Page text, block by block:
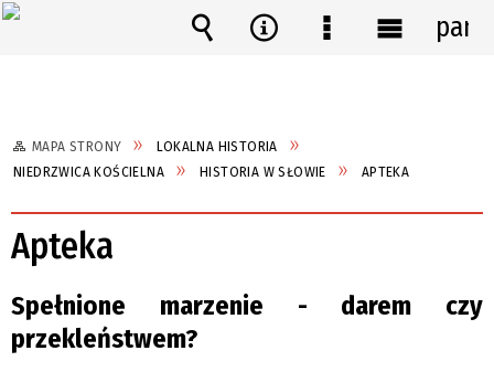
MAPA STRONY
LOKALNA HISTORIA
NIEDRZWICA KOŚCIELNA
HISTORIA W SŁOWIE APTEKA
Apteka
Spełnione marzenie - darem czy
przekleństwem?